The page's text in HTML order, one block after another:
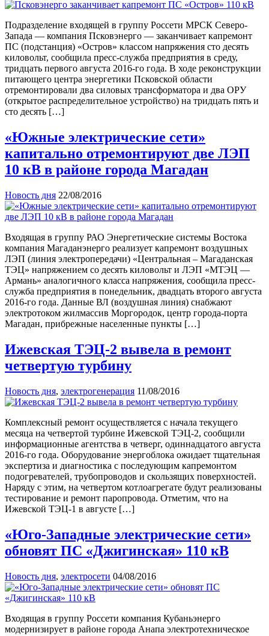
Подразделение входящей в группу Россети МРСК Северо-
Запада — компания Псковэнерго — заканчивает капремонт
ПС (подстанция) «Остров» классом напряжения сто десять
киловольт, сообщила пресс-служба предприятия в среду,
тридцать первого августа 2016-го года. В ходе реконструкции
питающего центра энергетики Псковской области
отремонтировали два силовых трансформатора и два ОРУ
(открытое распределительное устройство) на тридцать пять и
сто десять […]
«Южные электрические сети»
капитально отремонтируют две ЛЭП
10 кВ в районе города Магадан
Новость дня 22/08/2016
Входящая в группу РАО Энергетические системы Востока
компания Магаданэнерго реализует капремонт воздушных
ЛЭП (линия электропередачи) «Центральная – Магаданская
ТЭЦ» напряжением со десять киловольт и ЛЭП «МТЭЦ —
Армань» аналогичного класса напряжения, сообщила пресс-
служба предприятия в понедельник, двадцать второго августа
2016-го года. Данные ВЛ (воздушная линия) снабжают
электротоком жилмассив Моргородок, центр города-порта
Магадан, прибрежные населенные пункты […]
Ижевская ТЭЦ-2 вывела в ремонт
четвертую турбину
Новость дня, электрогенерация 11/08/2016
Комплексный ремонт осуществляется с начала текущего
месяца на четвертой турбине Ижевской ТЭЦ-2, сообщили
информационные агентства в четверг, одиннадцатого августа
2016-го года. Оборудование энергоблока ожидает тщательная
экспертиза и диагностика с последующим капремонтом
подогревателей, трубопроводов и скользящих поверхностей.
Наряду с этим, на четвертом котлоагрегате будут реализованы
тестирование и ремонт паропровода. Отметим, что на
Ижевской ТЭЦ-1 в августе […]
«Юго-Западные электрические сети»
обновят ПС «Джигинская» 110 кВ
Новость дня, электросети 04/08/2016
Входящая в группу Россети компания Кубаньэнерго
модернизирует в районе города Анапа электротехническое